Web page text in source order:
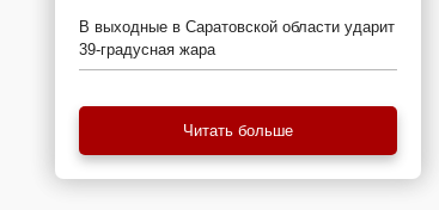
В выходные в Саратовской области ударит
39-градусная жара
Читать больше